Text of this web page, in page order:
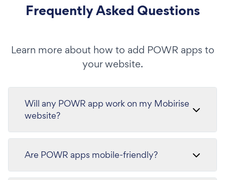
Frequently Asked Questions
Learn more about how to add POWR apps to
your website.
Will any POWR app work on my Mobirise
website?
Are POWR apps mobile-friendly?